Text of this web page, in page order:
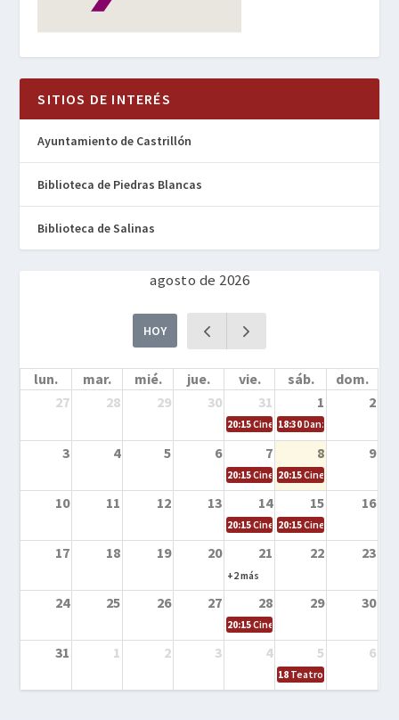
SITIOS DE INTERÉS
Ayuntamiento de Castrillón
Biblioteca de Piedras Blancas
Biblioteca de Salinas
agosto de 2026
HOY
lun. mar. mié. jue. vie. sáb.
dom.
27
28 29 30 31 1 2
20:15Cine en la calle – Cómo
18:30Danza – Cita en el
3 4 5 6 7 8 9
20:15Cine en la calle – El niño y la
20:15Cine en la calle –
10 11 12 13 14 15 16
20:15Cine en la calle – Tortugas
20:15Cine en la calle –
17 18 19 20 21 22 23
+2 más
24 25 26 27 28 29 30
20:15Cine en el calle – Tintín y el
31 1 2 3 4 5 6
18 Teatro – Tres